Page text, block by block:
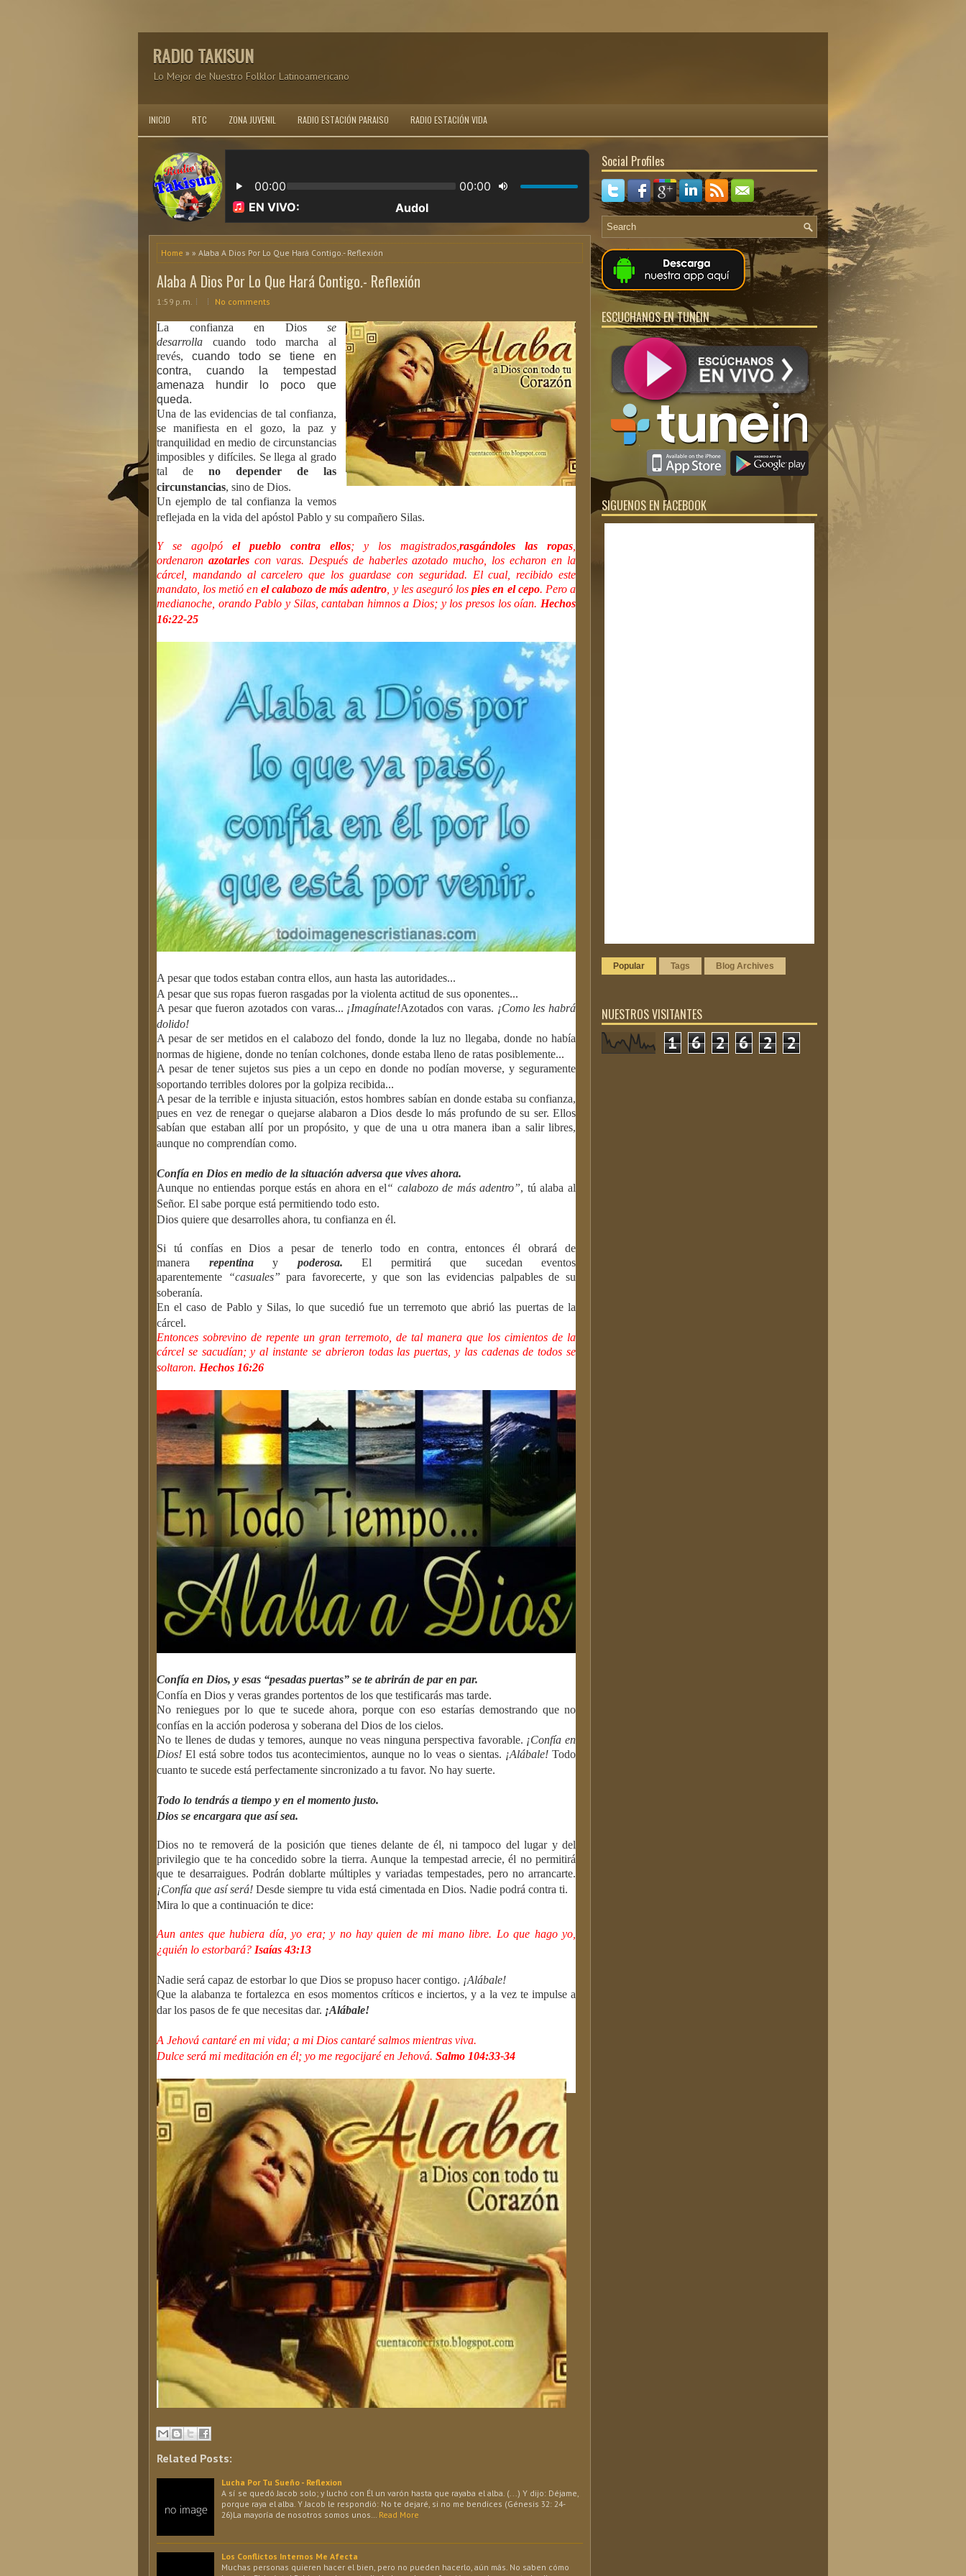
RADIO TAKISUN
Lo Mejor de Nuestro Folklor Latinoamericano
INICIO RTC ZONA JUVENIL RADIO ESTACIÓN PARAISO RADIO ESTACIÓN VIDA
Home » » Alaba A Dios Por Lo Que Hará Contigo.- Reflexión
Alaba A Dios Por Lo Que Hará Contigo.- Reflexión
1:59 p.m. No comments
La confianza en Dios se
desarrolla cuando todo marcha al
revés, cuando todo se tiene en
contra, cuando la tempestad
amenaza hundir lo poco que
queda.
Una de las evidencias de tal confianza,
se manifiesta en el gozo, la paz y
tranquilidad en medio de circunstancias
imposibles y difíciles. Se llega al grado
tal de no depender de las
circunstancias, sino de Dios.
Un ejemplo de tal confianza la vemos
reflejada en la vida del apóstol Pablo y su compañero Silas.
Y se agolpó el pueblo contra ellos; y los magistrados, rasgándoles las ropas
ordenaron azotarlescon varas. Después de haberles azotado mucho, los echaron en la
cárcel, mandando al carcelero que los guardase con seguridad. El cual, recibido este
mandato, los metió en el calabozo de más adentro , y les aseguró lospies en el cepo. Pero a
medianoche, orando Pablo y Silas, cantaban himnos a Dios; y los presos los oían. Hechos
16:22-25
A pesar que todos estaban contra ellos, aun hasta las autoridades...
A pesar que sus ropas fueron rasgadas por la violenta actitud de sus oponentes...
A pesar que fueron azotados con varas... ¡Imagínate!Azotados con varas. ¡Como les habrá
dolido!
A pesar de ser metidos en el calabozo del fondo, donde la luz no llegaba, donde no había
normas de higiene, donde no tenían colchones, donde estaba lleno de ratas posiblemente...
A pesar de tener sujetos sus pies a un cepo en donde no podían moverse, y seguramente
soportando terribles dolores por la golpiza recibida...
A pesar de la terrible e injusta situación, estos hombres sabían en donde estaba su confianza,
pues en vez de renegar o quejarse alabaron a Dios desde lo más profundo de su ser. Ellos
sabían que estaban allí por un propósito, y que de una u otra manera iban a salir libres,
aunque no comprendían como.
Confía en Dios en medio de la situación adversa que vives ahora.
Aunque no entiendas porque estás en ahora en el“ calabozo de más adentro”, tú alaba al
Señor. El sabe porque está permitiendo todo esto.
Dios quiere que desarrolles ahora, tu confianza en él.
Si tú confías en Dios a pesar de tenerlo todo en contra, entonces él obrará de
manera repentina y poderosa. El permitirá que sucedan eventos
aparentemente
“casuales”para favorecerte, y que son las evidencias palpables de su
soberanía.
En el caso de Pablo y Silas, lo que sucedió fue un terremoto que abrió las puertas de la
cárcel.
Entonces sobrevino de repente un gran terremoto, de tal manera que los cimientos de la
cárcel se sacudían; y al instante se abrieron todas las puertas, y las cadenas de todos se
soltaron. Hechos 16:26
Confía en Dios, y esas “pesadas puertas” se te abrirán de par en par.
Confía en Dios y veras grandes portentos de los que testificarás mas tarde.
No reniegues por lo que te sucede ahora, porque con eso estarías demostrando que no
confías en la acción poderosa y soberana del Dios de los cielos.
No te llenes de dudas y temores, aunque no veas ninguna perspectiva favorable. ¡Confía en
Dios! El está sobre todos tus acontecimientos, aunque no lo veas o sientas. ¡Alábale! Todo
cuanto te sucede está perfectamente sincronizado a tu favor. No hay suerte.
Todo lo tendrás a tiempo y en el momento justo.
Dios se encargara que así sea.
Dios no te removerá de la posición que tienes delante de él, ni tampoco del lugar y del
privilegio que te ha concedido sobre la tierra. Aunque la tempestad arrecie, él no permitirá
que te desarraigues. Podrán doblarte múltiples y variadas tempestades, pero no arrancarte.
¡Confía que así será! Desde siempre tu vida está cimentada en Dios. Nadie podrá contra ti.
Mira lo que a continuación te dice:
Aun antes que hubiera día, yo era; y no hay quien de mi mano libre. Lo que hago yo,
¿quién lo estorbará? Isaías 43:13
Nadie será capaz de estorbar lo que Dios se propuso hacer contigo. ¡Alábale!
Que la alabanza te fortalezca en esos momentos críticos e inciertos, y a la vez te impulse a
dar los pasos de fe que necesitas dar. ¡Alábale!
A Jehová cantaré en mi vida; a mi Dios cantaré salmos mientras viva.
Dulce será mi meditación en él; yo me regocijaré en Jehová. Salmo 104:33-34
Related Posts:
Lucha Por Tu Sueño - Reflexion
A sí se quedó Jacob solo; y luchó con Él un varón hasta que rayaba el alba. (...) Y dijo: Déjame,
porque raya el alba. Y Jacob le respondió: No te dejaré, si no me bendices (Génesis 32: 24-
26)La mayoría de nosotros somos unos…
Read More
Los Conflictos Internos Me Afecta
Muchas personas quieren hacer el bien, pero no pueden hacerlo, aún más. No saben cómo
Social Profiles
ESCUCHANOS EN TUNEIN
SIGUENOS EN FACEBOOK
Popular Tags Blog Archives
NUESTROS VISITANTES
1 6 2 6 2 2